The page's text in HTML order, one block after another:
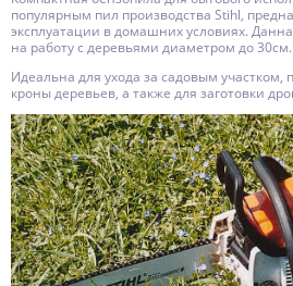
популярным пил производства Stihl,
эксплуатации в домашних условиях.
на работу с деревьями диаметром до 30см.
Идеальна для ухода за садовым
кроны деревьев, а также для заготовки